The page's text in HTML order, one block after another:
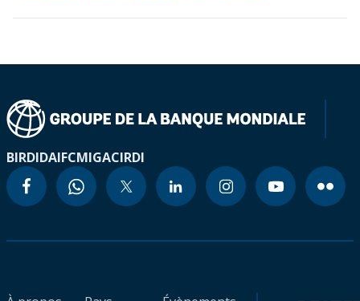
BIRDIDAIFCMIGACIRDI